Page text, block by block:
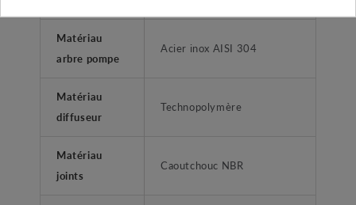
Matériau
arbre pompe
Acier inox AISI 304
Matériau
diffuseur
Technopolymère
Matériau
joints
Caoutchouc NBR